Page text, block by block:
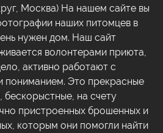
Москва) На нашем сайте вы
наших питомцев в
нужен дом. Наш сайт
волонтерами приюта,
активно работают с
пониманием. Это прекрасные
на счету
пристроенных брошенных и
которым они помогли найти